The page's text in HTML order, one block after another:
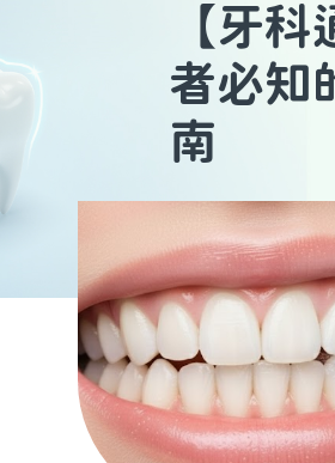
【牙科
者必知
南